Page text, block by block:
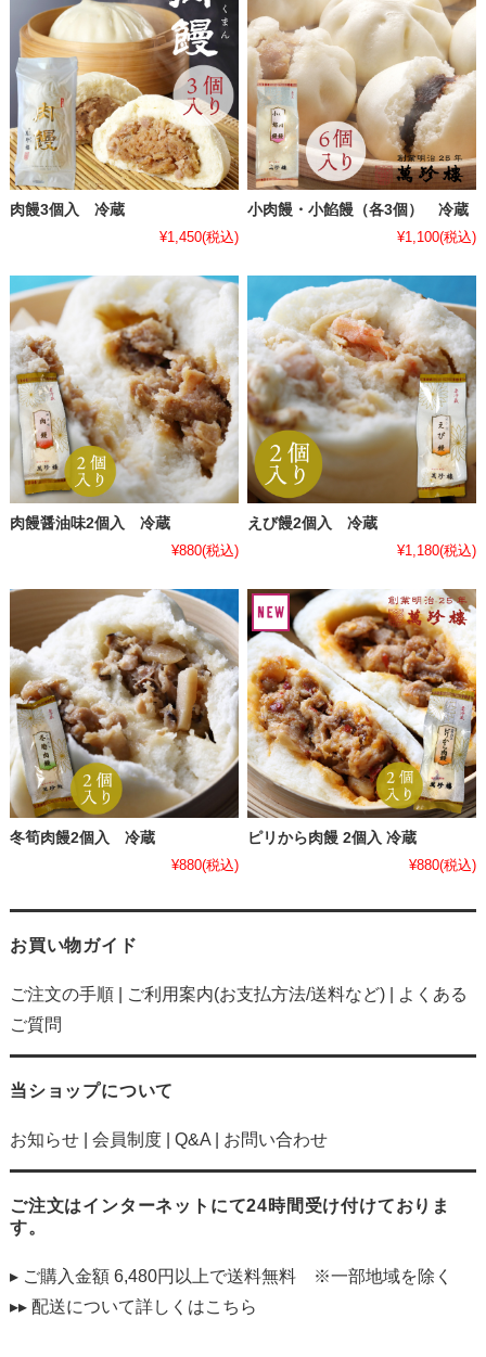
肉饅3個入 冷蔵
¥1,450(税込)
小肉饅・小餡饅（各3個） 冷蔵
¥1,100(税込)
肉饅醤油味2個入 冷蔵
¥880(税込)
えび饅2個入 冷蔵
¥1,180(税込)
冬筍肉饅2個入 冷蔵
¥880(税込)
ピリから肉饅 2個入 冷蔵
¥880(税込)
お買い物ガイド
ご注文の手順| ご利用案内(お支払方法/送料など)|
よくある
ご質問
当ショップについて
お知らせ| 会員制度| Q&A| お問い合わせ
ご注文はインターネットにて24時間受け付けておりま
す。
▸ ご購入金額 6,480円以上で送料無料 ※一部地域を除く
▸▸ 配送について詳しくはこちら